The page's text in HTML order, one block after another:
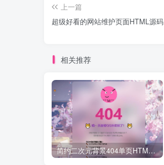
上一篇
超级好看的网站维护页面HTML源码
相关推荐
简约二次元背景404单页HTML源码